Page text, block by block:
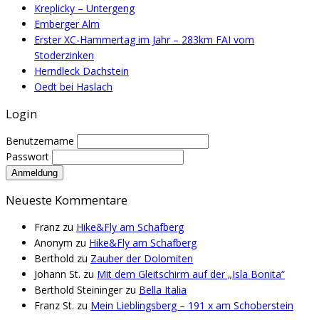
Kreplicky – Untergeng
Emberger Alm
Erster XC-Hammertag im Jahr – 283km FAI vom
Stoderzinken
Herndleck Dachstein
Oedt bei Haslach
Login
Benutzername
Passwort
Neueste Kommentare
Franz zu Hike&Fly am Schafberg
Anonym zu Hike&Fly am Schafberg
Berthold zu Zauber der Dolomiten
Johann St. zu Mit dem Gleitschirm auf der „Isla Bonita“
Berthold Steiningerzu Bella Italia
Franz St. zu Mein Lieblingsberg – 191 x am Schoberstein